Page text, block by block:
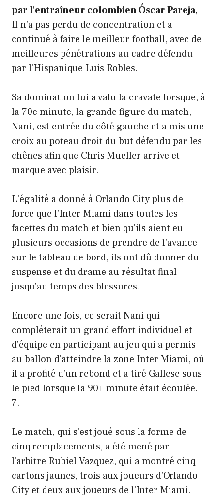
par l'entraîneur colombien Óscar Pareja,
Il n'a pas perdu de concentration et a
continué à faire le meilleur football, avec de
meilleures pénétrations au cadre défendu
par l'Hispanique Luis Robles.
Sa domination lui a valu la cravate lorsque, à
la 70e minute, la grande figure du match,
Nani, est entrée du côté gauche et a mis une
croix au poteau droit du but défendu par les
chênes afin que Chris Mueller arrive et
marque avec plaisir.
L'égalité a donné à Orlando City plus de
force que l'Inter Miami dans toutes les
facettes du match et bien qu'ils aient eu
plusieurs occasions de prendre de l'avance
sur le tableau de bord, ils ont dû donner du
suspense et du drame au résultat final
jusqu'au temps des blessures.
Encore une fois, ce serait Nani qui
compléterait un grand effort individuel et
d'équipe en participant au jeu qui a permis
au ballon d'atteindre la zone Inter Miami, où
il a profité d'un rebond et a tiré Gallese sous
le pied lorsque la 90+ minute était écoulée.
7.
Le match, qui s'est joué sous la forme de
cinq remplacements, a été mené par
l'arbitre Rubiel Vazquez, qui a montré cinq
cartons jaunes, trois aux joueurs d'Orlando
City et deux aux joueurs de l'Inter Miami.